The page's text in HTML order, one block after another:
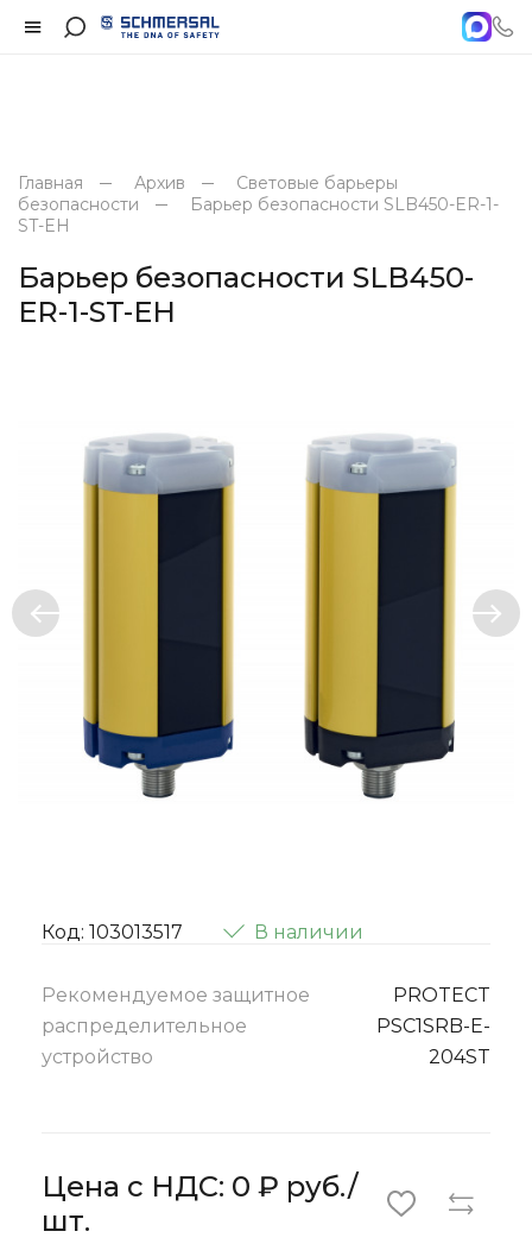
Главная Архив
Световые барьеры
безопасности
Барьер безопасности SLB450-ER-1-
ST-EH
Барьер безопасности SLB450-
ER-1-ST-EH
Код: 103013517 В наличии
Рекомендуемое защитное
распределительное
устройство
PROTECT
PSC1SRB-E-
204ST
Цена с НДС: 0 ₽ руб./
шт.